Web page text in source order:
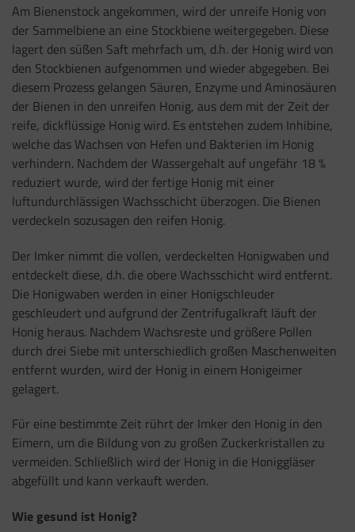
Am Bienenstock angekommen, wird der unreife Honig von
der Sammelbiene an eine Stockbiene weitergegeben. Diese
lagert den süßen Saft mehrfach um, d.h. der Honig wird von
den Stockbienen aufgenommen und wieder abgegeben. Bei
diesem Prozess gelangen Säuren, Enzyme und Aminosäuren
der Bienen in den unreifen Honig, aus dem mit der Zeit der
reife, dickflüssige Honig wird. Es entstehen zudem Inhibine,
welche das Wachsen von Hefen und Bakterien im Honig
verhindern. Nachdem der Wassergehalt auf ungefähr 18 %
reduziert wurde, wird der fertige Honig mit einer
luftundurchlässigen Wachsschicht überzogen. Die Bienen
verdeckeln sozusagen den reifen Honig.
Der Imker nimmt die vollen, verdeckelten Honigwaben und
entdeckelt diese, d.h. die obere Wachsschicht wird entfernt.
Die Honigwaben werden in einer Honigschleuder
geschleudert und aufgrund der Zentrifugalkraft läuft der
Honig heraus. Nachdem Wachsreste und größere Pollen
durch drei Siebe mit unterschiedlich großen Maschenweiten
entfernt wurden, wird der Honig in einem Honigeimer
gelagert.
Für eine bestimmte Zeit rührt der Imker den Honig in den
Eimern, um die Bildung von zu großen Zuckerkristallen zu
vermeiden. Schließlich wird der Honig in die Honiggläser
abgefüllt und kann verkauft werden.
Wie gesund ist Honig?